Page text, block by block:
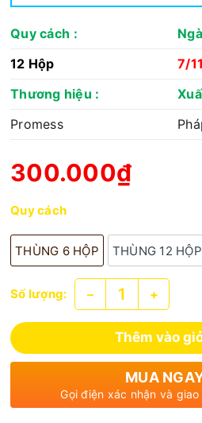
Quy cách :
12 Hộp
7/
Thương hiệu :
Promess
300.000₫
Quy cách
THÙNG 6 HỘP THÙNG 12 HỘP
Số lượng: – +
Thêm vào
MUA
Gọi điện xác nhận và